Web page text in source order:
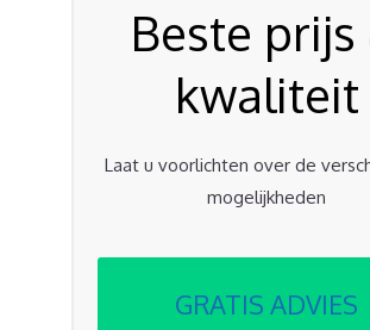
Beste prijs
kwaliteit
Laat u voorlichten over de
mogelijkheden
GRATIS ADVIES